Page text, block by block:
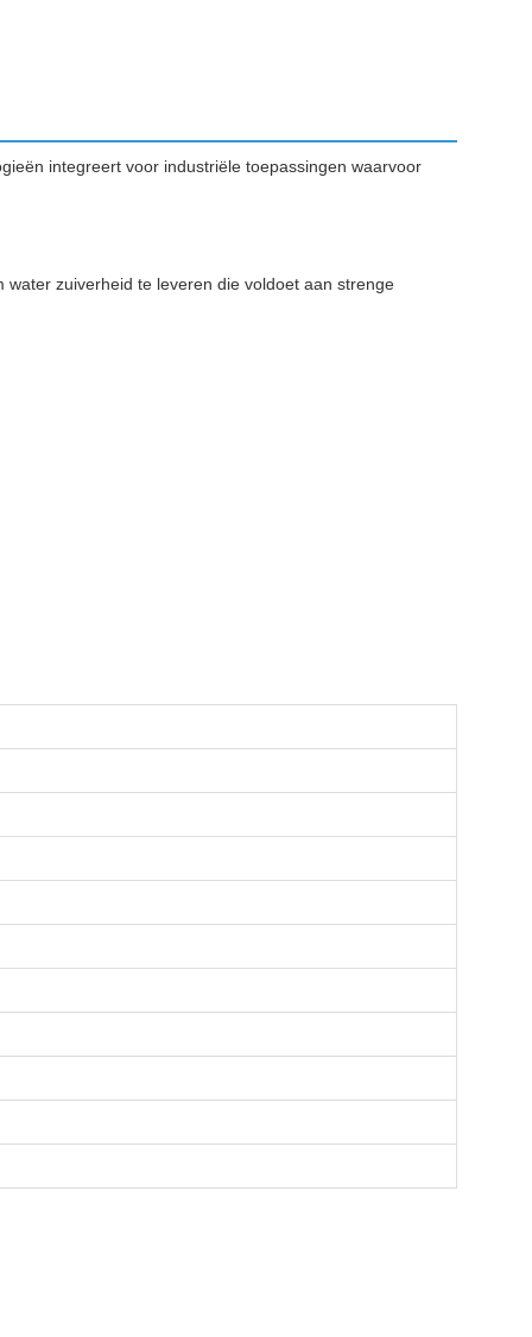
integreert voor industriële toepassingen waarvoor
zuiverheid te leveren die voldoet aan strenge